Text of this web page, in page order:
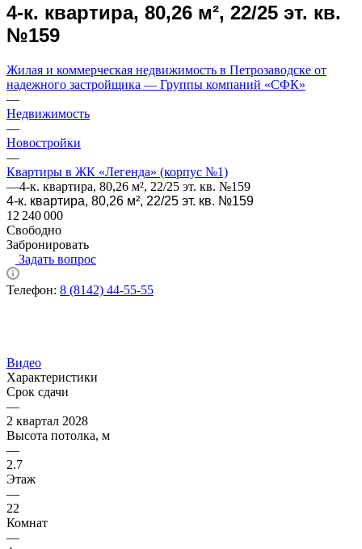
4-к. квартира, 80,26 м², 22/25 эт. кв.
№159
Жилая и коммерческая недвижимость в Петрозаводске от
надежного застройщика — Группы компаний «СФК»
—
Недвижимость
—
Новостройки
—
Квартиры в ЖК «Легенда» (корпус №1)
—4-к. квартира, 80,26 м², 22/25 эт. кв. №159
4-к. квартира, 80,26 м², 22/25 эт. кв. №159
12 240 000
Свободно
Забронировать
Задать вопрос
Телефон: 8 (8142) 44-55-55
Видео
Характеристики
Срок сдачи
—
2 квартал 2028
Высота потолка, м
—
2.7
Этаж
—
22
Комнат
—